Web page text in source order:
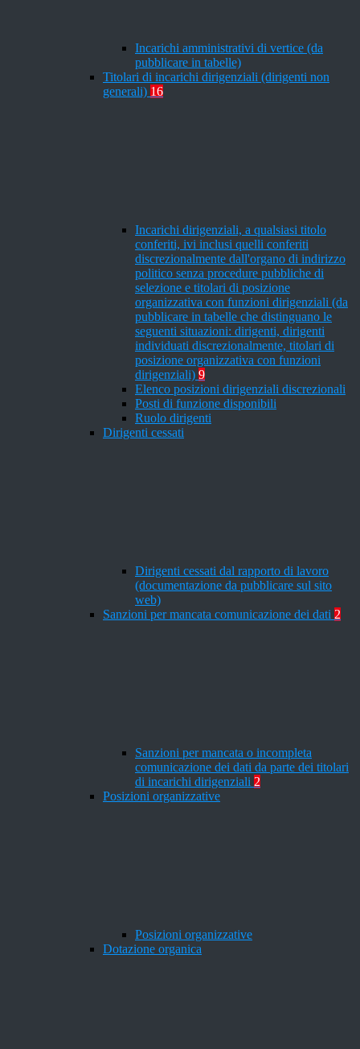
Incarichi amministrativi di vertice (da
pubblicare in tabelle)
Titolari di incarichi dirigenziali (dirigenti non
generali) 16
Incarichi dirigenziali, a qualsiasi titolo
conferiti, ivi inclusi quelli conferiti
discrezionalmente dall'organo di indirizzo
politico senza procedure pubbliche di
selezione e titolari di posizione
organizzativa con funzioni dirigenziali (da
pubblicare in tabelle che distinguano le
seguenti situazioni: dirigenti, dirigenti
individuati discrezionalmente, titolari di
posizione organizzativa con funzioni
dirigenziali) 9
Elenco posizioni dirigenziali discrezionali
Posti di funzione disponibili
Ruolo dirigenti
Dirigenti cessati
Dirigenti cessati dal rapporto di lavoro
(documentazione da pubblicare sul sito
web)
Sanzioni per mancata comunicazione dei dati 2
Sanzioni per mancata o incompleta
comunicazione dei dati da parte dei titolari
di incarichi dirigenziali 2
Posizioni organizzative
Posizioni organizzative
Dotazione organica